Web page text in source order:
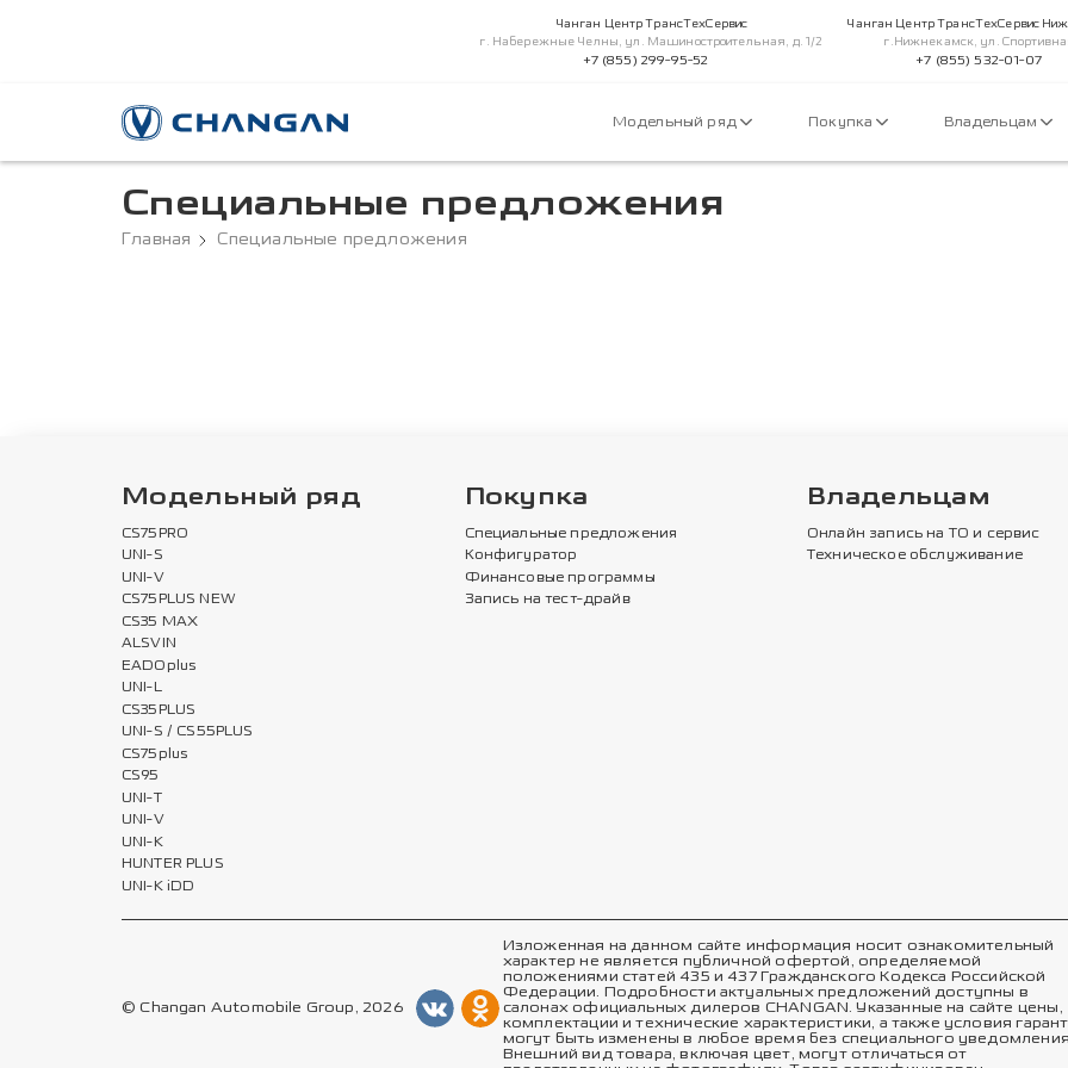
Чанган Центр ТрансТехСервис
г. Набережные Челны, ул. Машиностроительная, д. 1/2
+7 (855) 299-95-52
Чанган Центр ТрансТехСервис
г.Нижнекамск, ул.
+7 (855) 532-01-07
Модельный ряд Покупка Владельцам
Специальные предложения
Главная Специальные предложения
Модельный ряд
CS75PRO
UNI-S
UNI-V
CS75PLUS NEW
CS35 MAX
ALSVIN
EADOplus
UNI-L
CS35PLUS
UNI-S / CS55PLUS
CS75plus
CS95
UNI-T
UNI-V
UNI-K
HUNTER PLUS
UNI-K iDD
Покупка
Специальные предложения
Конфигуратор
Финансовые программы
Запись на тест-драйв
Владельцам
Онлайн запись на ТО и сервис
Техническое обслуживание
© Changan Automobile Group, 2026
Изложенная на данном сайте информация носит ознакомительный
характер не является публичной офертой, определяемой
положениями статей 435 и 437 Гражданского Кодекса Российской
Федерации. Подробности актуальных предложений доступны в
салонах официальных дилеров CHANGAN. Указанные на сайте цены,
комплектации и технические характеристики, а также условия
могут быть изменены в любое время без специального
Внешний вид товара, включая цвет, могут отличаться от